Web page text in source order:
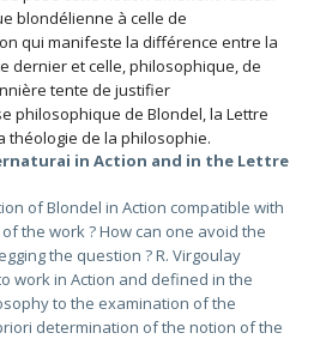
blondélienne à celle de
qui manifeste la différence entre la
dernier et celle, philosophique, de
tente de justifier
philosophique de Blondel, la Lettre
théologie de la philosophie.
in Action and in the Lettre
of Blondel in Action compatible with
the work ? How can one avoid the
the question ? R. Virgoulay
work in Action and defined in the
to the examination of the
determination of the notion of the